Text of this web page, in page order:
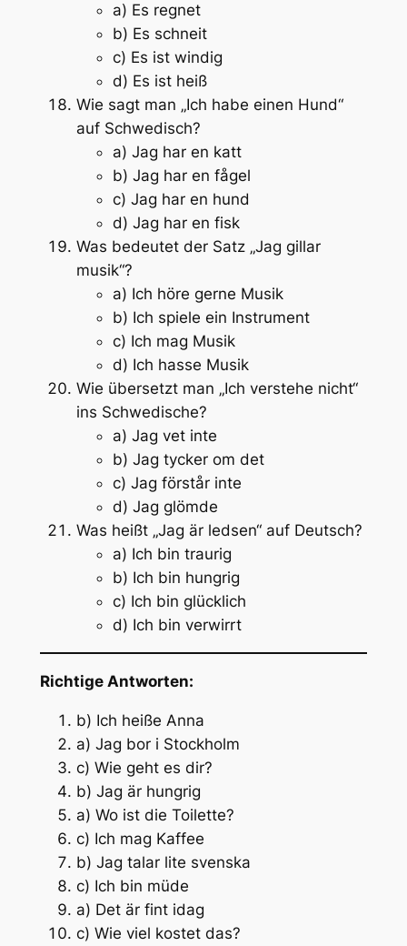
a) Es regnet
b) Es schneit
c) Es ist windig
d) Es ist heiß
Wie sagt man „Ich habe einen Hund“
auf Schwedisch?
a) Jag har en katt
b) Jag har en fågel
c) Jag har en hund
d) Jag har en fisk
Was bedeutet der Satz „Jag gillar
musik“?
a) Ich höre gerne Musik
b) Ich spiele ein Instrument
c) Ich mag Musik
d) Ich hasse Musik
Wie übersetzt man „Ich verstehe nicht“
ins Schwedische?
a) Jag vet inte
b) Jag tycker om det
c) Jag förstår inte
d) Jag glömde
Was heißt „Jag är ledsen“ auf Deutsch?
a) Ich bin traurig
b) Ich bin hungrig
c) Ich bin glücklich
d) Ich bin verwirrt
Richtige Antworten:
b) Ich heiße Anna
a) Jag bor i Stockholm
c) Wie geht es dir?
b) Jag är hungrig
a) Wo ist die Toilette?
c) Ich mag Kaffee
b) Jag talar lite svenska
c) Ich bin müde
a) Det är fint idag
c) Wie viel kostet das?